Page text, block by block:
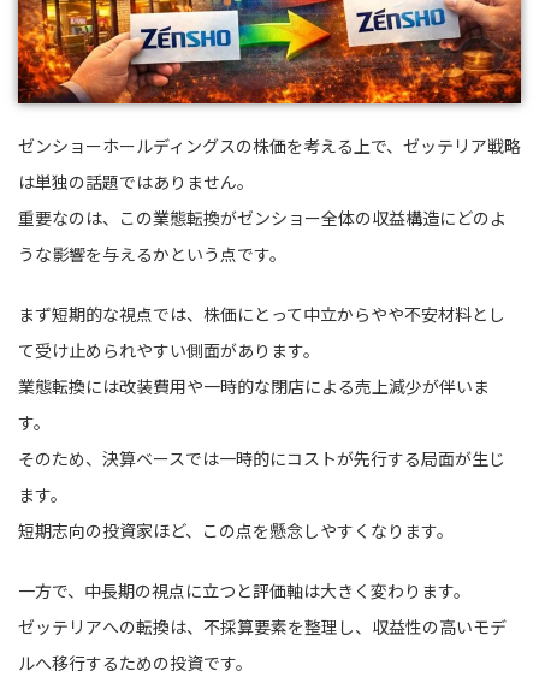
ゼンショーホールディングスの株価を考える上で、ゼッテリア戦略
は単独の話題ではありません。
重要なのは、この業態転換がゼンショー全体の収益構造にどのよ
うな影響を与えるかという点です。
まず短期的な視点では、株価にとって中立からやや不安材料とし
て受け止められやすい側面があります。
業態転換には改装費用や一時的な閉店による売上減少が伴いま
す。
そのため、決算ベースでは一時的にコストが先行する局面が生じ
ます。
短期志向の投資家ほど、この点を懸念しやすくなります。
一方で、中長期の視点に立つと評価軸は大きく変わります。
ゼッテリアへの転換は、不採算要素を整理し、収益性の高いモデ
ルへ移行するための投資です。